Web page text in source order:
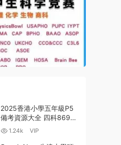
2025香港小學五年級P5
備考資源大全 四科869份
真題 DSE名校試卷 Pre-
S1 HKAT考試/呈分試/插
1.24k VIP